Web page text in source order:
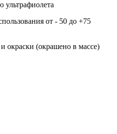
ультрафиолета
от - 50 до +75
окраски (окрашено в массе)